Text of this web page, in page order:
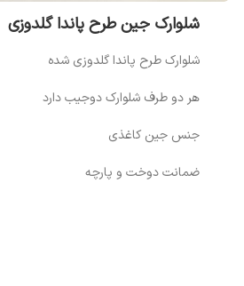
شلوارک جین طرح پاندا گلدوزی
شلوارک طرح پاندا گلدوزی شده
هر دو طرف شلوارک دوجیب دارد
جنس جین کاغذی
ضمانت دوخت و پارچه